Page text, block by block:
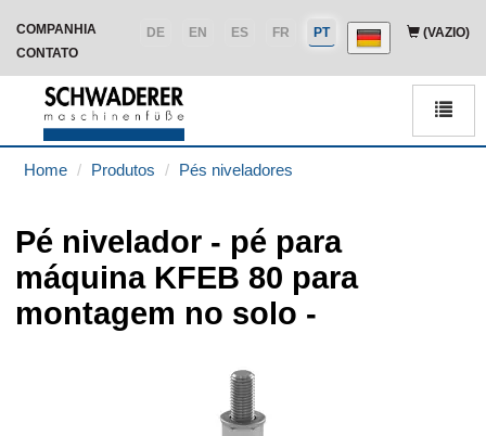
(VAZIO)
COMPANHIA PT
FR
ES
EN
DE
CONTATO
Home Produtos Pés niveladores
Pé nivelador - pé para
máquina KFEB 80 para
montagem no solo -